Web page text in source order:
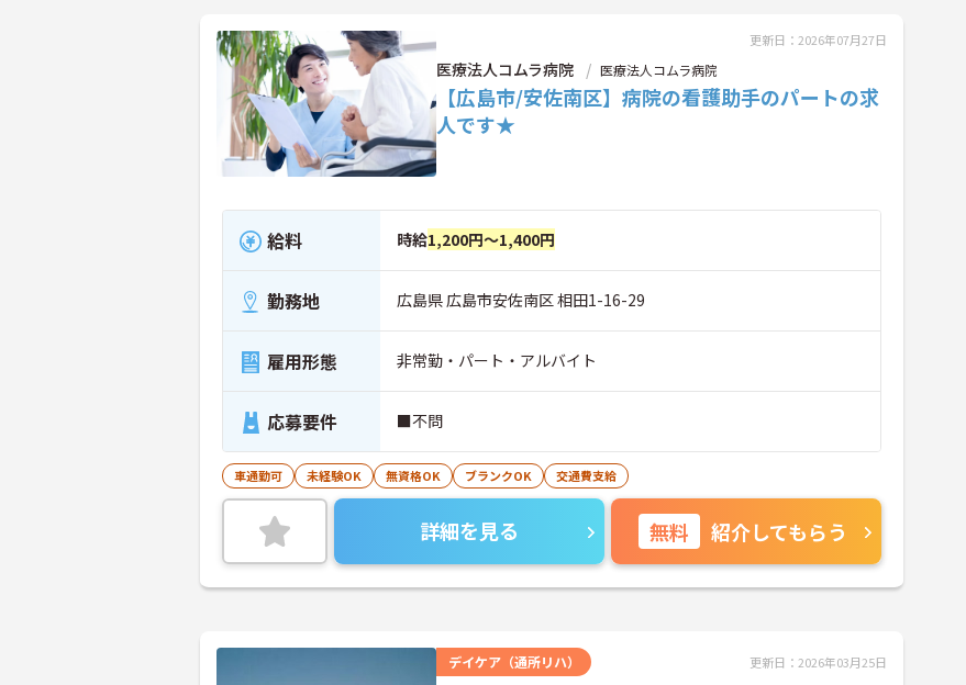
更新日：2026年07月27日
医療法人コムラ病院 医療法人コムラ病院
【広島市/安佐南区】病院の看護助手のパートの求
人です★
給料 時給1,200円～1,400円
勤務地 広島県 広島市安佐南区 相田1-16-29
雇用形態 非常勤・パート・アルバイト
応募要件 ■不問
車通勤可 未経験OK 無資格OK ブランクOK 交通費支給
詳細を見る 無料 紹介してもらう
デイケア（通所リハ） 更新日：2026年03月25日